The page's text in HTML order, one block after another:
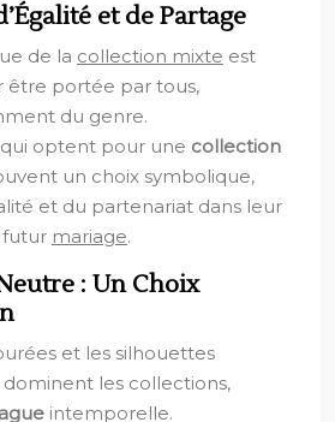
et de Partage
de la collection mixte est
être portée par tous,
du genre.
optent pour une collection
un choix symbolique,
et du partenariat dans leur
mariage.
: Un Choix
et les silhouettes
dominent les collections,
intemporelle.